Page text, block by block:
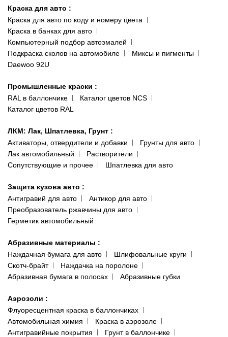
093 611-39-23
(ориентир: Интайм №40)
Одесса
пр-т Акад. Глушко, 29
066 554-97-70
Доставка и оплата
Сотрудничество
Наши публикации
Публичная оферта
Политика конфиденциальности
Краска для авто :
Краска для авто по коду и номеру цвета
Краска в банках для авто
Компьютерный подбор автоэмалей
Подкраска сколов на автомобиле
Миксы и пигменты
Daewoo 92U
Промышленные краски :
RAL в баллончике
Каталог цветов NCS
Каталог цветов RAL
ЛКМ: Лак, Шпатлевка, Грунт :
Активаторы, отвердители и добавки
Грунты для авто
Лак автомобильный
Растворители
Сопутствующие и прочее
Шпатлевка для авто
Защита кузова авто :
Антигравий для авто
Антикор для авто
Преобразователь ржавчины для авто
Герметик автомобильный
Абразивные материалы :
Наждачная бумага для авто
Шлифовальные круги
Скотч-брайт
Наждачка на поролоне
Абразивная бумага в полосах
Абразивные губки
Аэрозоли :
Флуоресцентная краска в баллончиках
Автомобильная химия
Краска в аэрозоле
Антигравийные покрытия
Грунт в баллончике